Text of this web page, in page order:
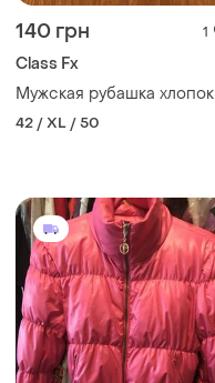
140 грн 1
Class Fx
Мужская рубашка хлопок
42 / XL / 50